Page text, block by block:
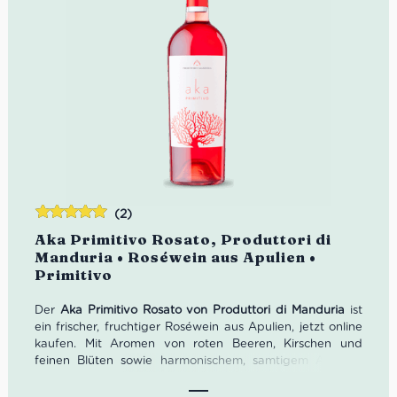
Aka Primitivo Rosato, Produttori di
Manduria • Roséwein aus Apulien •
Primitivo
(2)
Der Aka Primitivo Rosato von Produttori di Manduria ist
ein frischer, fruchtiger Roséwein aus Apulien, jetzt online
kaufen. Mit Aromen von roten Beeren, Kirschen und
feinen Blüten sowie harmonischem, samtigem Abgang
und mediterranen Genüssen.
Bewertet
mit5.00von
5